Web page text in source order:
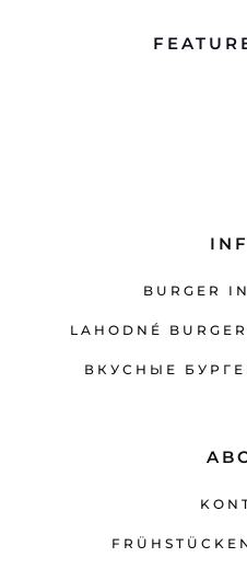
BURGER
LAHODNÉ
ВКУСНЫЕ